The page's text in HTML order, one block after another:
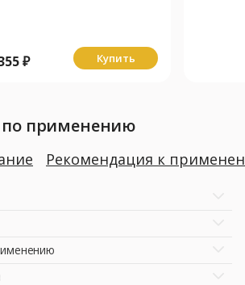
₽ Купить
по применению
Рекомендация к